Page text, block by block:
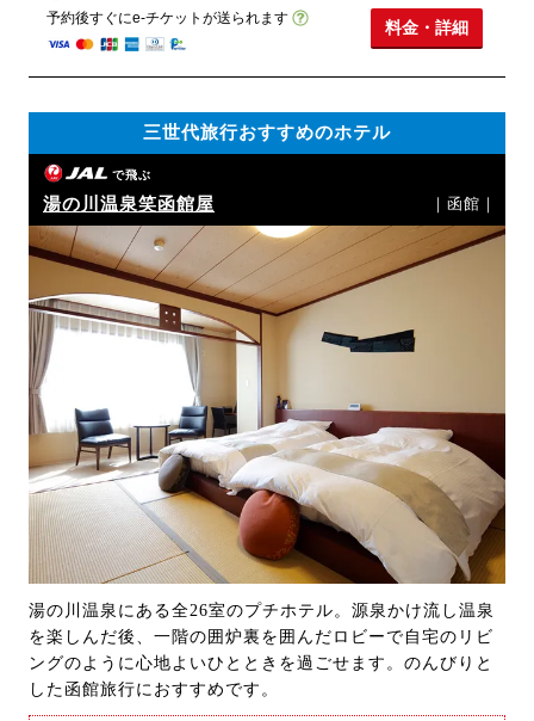
予約後すぐにe-チケットが送られます
料金・詳細
三世代旅行おすすめのホテル
で飛ぶ
湯の川温泉笑函館屋 ｜函館｜
湯の川温泉にある全26室のプチホテル。源泉かけ流し温泉
を楽しんだ後、一階の囲炉裏を囲んだロビーで自宅のリビ
ングのように心地よいひとときを過ごせます。のんびりと
した函館旅行におすすめです。